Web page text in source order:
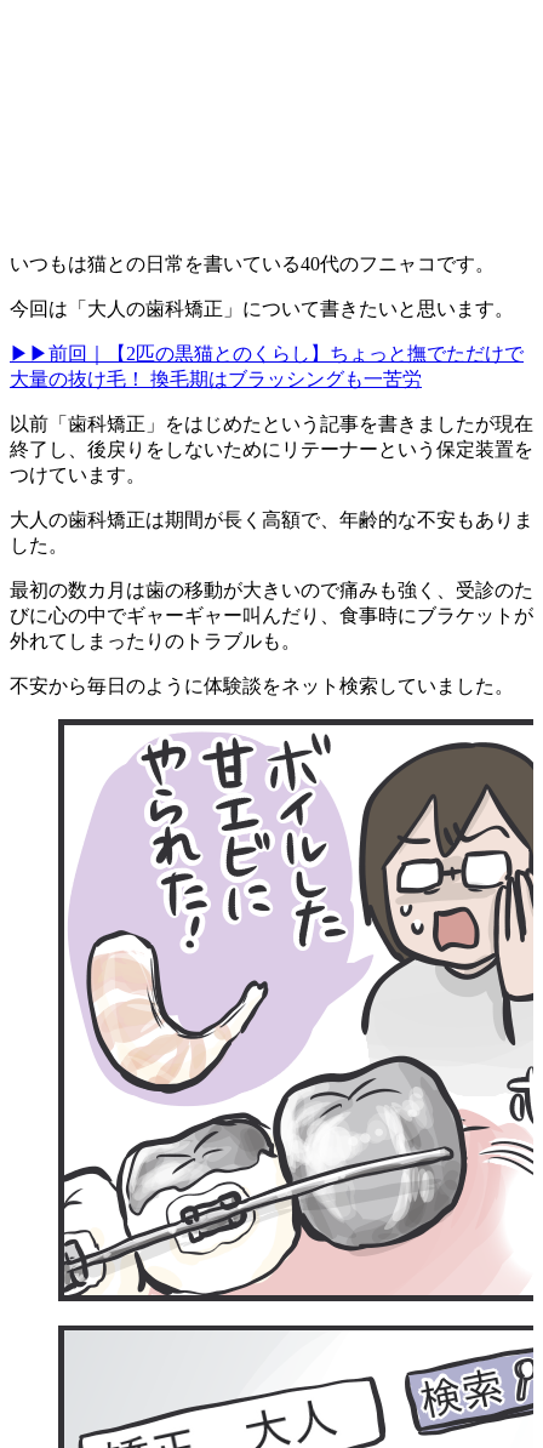
いつもは猫との日常を書いている40代のフニャコです。
今回は「大人の歯科矯正」について書きたいと思います。
▶▶前回｜【2匹の黒猫とのくらし】ちょっと撫でただけで
大量の抜け毛！ 換毛期はブラッシングも一苦労
以前「歯科矯正」をはじめたという記事を書きましたが現在
終了し、後戻りをしないためにリテーナーという保定装置を
つけています。
大人の歯科矯正は期間が長く高額で、年齢的な不安もありま
した。
最初の数カ月は歯の移動が大きいので痛みも強く、受診のた
びに心の中でギャーギャー叫んだり、食事時にブラケットが
外れてしまったりのトラブルも。
不安から毎日のように体験談をネット検索していました。